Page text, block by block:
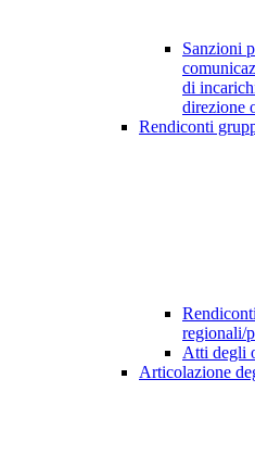
Sanzioni
di
direzione
Rendiconti
regionali/
Atti degli
Articolazione